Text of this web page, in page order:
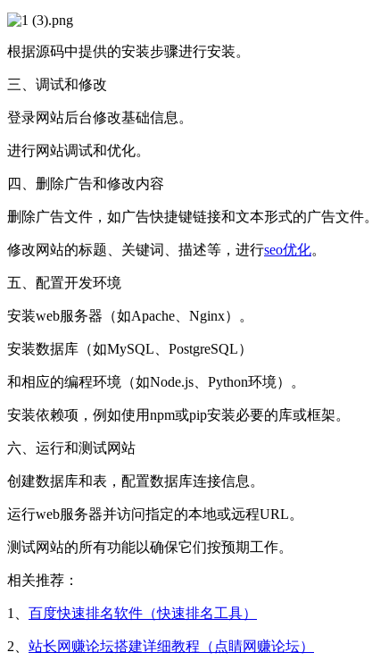
根据源码中提供的安装步骤进行安装。
三、调试和修改
登录网站后台修改基础信息。
进行网站调试和优化。
四、删除广告和修改内容
删除广告文件，如广告快捷键链接和文本形式的广告文件。
修改网站的标题、关键词、描述等，进行seo优化。
五、配置开发环境
安装web服务器（如Apache、Nginx）。
安装数据库（如MySQL、PostgreSQL）
和相应的编程环境（如Node.js、Python环境）。
安装依赖项，例如使用npm或pip安装必要的库或框架。
六、运行和测试网站
创建数据库和表，配置数据库连接信息。
运行web服务器并访问指定的本地或远程URL。
测试网站的所有功能以确保它们按预期工作。
相关推荐：
1、 百度快速排名软件（快速排名工具）
2、 站长网赚论坛搭建详细教程（点睛网赚论坛）